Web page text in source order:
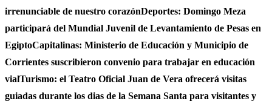
irrenunciable de nuestro corazónDeportes: Domingo Meza
participará del Mundial Juvenil de Levantamiento de Pesas en
EgiptoCapitalinas: Ministerio de Educación y Municipio de
Corrientes suscribieron convenio para trabajar en educación
vialTurismo: el Teatro Oficial Juan de Vera ofrecerá visitas
guiadas durante los dias de la Semana Santa para visitantes y